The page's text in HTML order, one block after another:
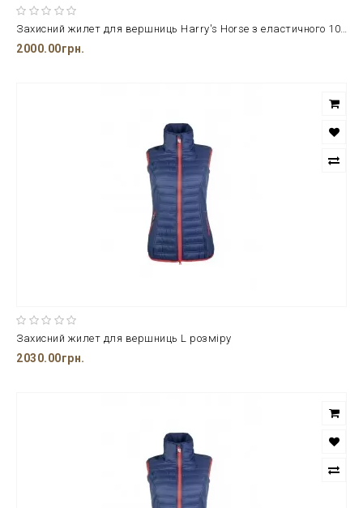
2000.00грн.
Захисний жилет для вершниць L розміру
2030.00грн.